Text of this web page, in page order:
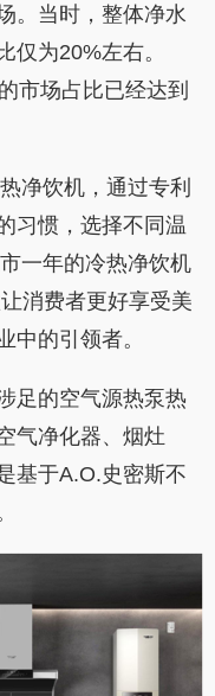
。当时，整体净水
仅为20%左右。
市场占比已经达到
净饮机，通过专利
习惯，选择不同温
一年的冷热净饮机
消费者更好享受美
中的引领者。
足的空气源热泵热
气净化器、烟灶
基于A.O.史密斯不